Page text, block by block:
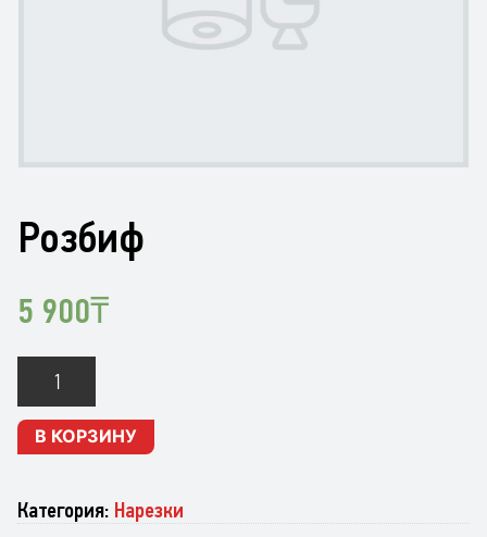
Розбиф
5 900₸
Розбиф
В КОРЗИНУ
Категория: Нарезки